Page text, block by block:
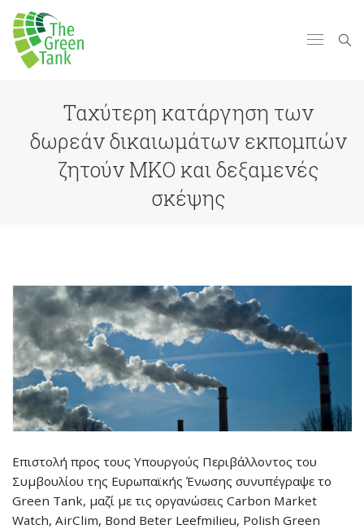
Ταχύτερη κατάργηση των
δωρεάν δικαιωμάτων εκπομπών
ζητούν ΜΚΟ και δεξαμενές
σκέψης
Επιστολή προς τους Υπουργούς Περιβάλλοντος του
Συμβουλίου της Ευρωπαϊκής Ένωσης συνυπέγραψε το
Green Tank, μαζί με τις οργανώσεις Carbon Market
Watch, AirClim, Bond Beter Leefmilieu, Polish Green